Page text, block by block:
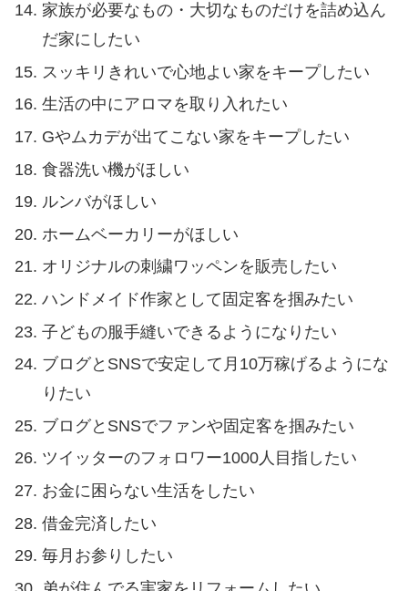
家族が必要なもの・大切なものだけを詰め込ん
だ家にしたい
スッキリきれいで心地よい家をキープしたい
生活の中にアロマを取り入れたい
Gやムカデが出てこない家をキープしたい
食器洗い機がほしい
ルンバがほしい
ホームベーカリーがほしい
オリジナルの刺繍ワッペンを販売したい
ハンドメイド作家として固定客を掴みたい
子どもの服手縫いできるようになりたい
ブログとSNSで安定して月10万稼げるようにな
りたい
ブログとSNSでファンや固定客を掴みたい
ツイッターのフォロワー1000人目指したい
お金に困らない生活をしたい
借金完済したい
毎月お参りしたい